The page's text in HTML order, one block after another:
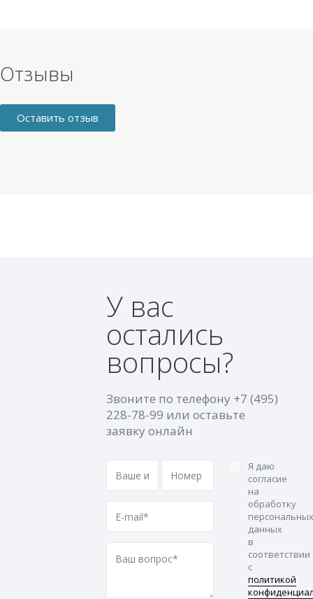
Отзывы
Оставить отзыв
У вас
остались
вопросы?
Звоните по телефону +7 (495)
228-78-99 или оставьте
заявку онлайн
Я даю
согласие
на
обработку
персональных
данных
в
соответствии
с
политикой